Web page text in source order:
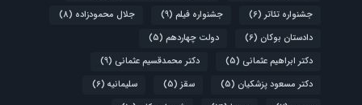
جشنواره تئاتر (6) جشنواره فیلم (9) جلال محمودزاده (8)
دادستان بوکان (6) دولت چهاردهم (5)
دکتر ابراهیم عثمانی (5) دکتر محمدقسیم عثمانی (9)
دکتر مسعود پزشکیان (5) سقز (5) سلیمانیه (6)